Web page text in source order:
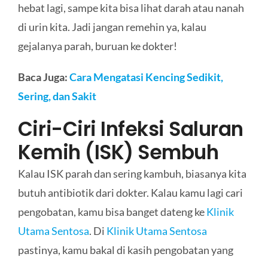
hebat lagi, sampe kita bisa lihat darah atau nanah
di urin kita. Jadi jangan remehin ya, kalau
gejalanya parah, buruan ke dokter!
Baca Juga:Cara Mengatasi Kencing Sedikit,
Sering, dan Sakit
Ciri-Ciri Infeksi Saluran
Kemih (ISK) Sembuh
Kalau ISK parah dan sering kambuh, biasanya kita
butuh antibiotik dari dokter. Kalau kamu lagi cari
pengobatan, kamu bisa banget dateng keKlinik
Utama Sentosa. Di Klinik Utama Sentosa
pastinya, kamu bakal di kasih pengobatan yang